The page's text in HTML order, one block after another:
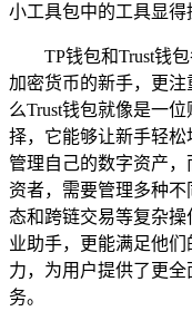
小工具包中的工具显得
TP钱包和Trust钱
加密货币的新手，更
么Trust钱包就像是一
择，它能够让新手轻
管理自己的数字资产
资者，需要管理多种
态和跨链交易等复杂
业助手，更能满足他
力，为用户提供了更
务。